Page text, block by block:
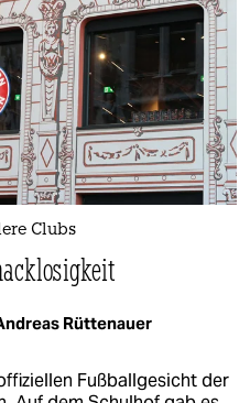
Clubs
Rüttenauer
Fußballgesicht der